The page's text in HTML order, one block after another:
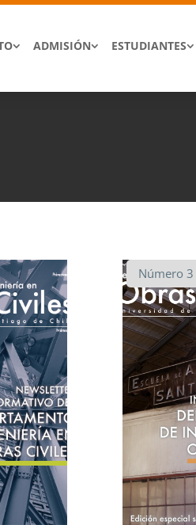
ADMISIÓN ESTUDIANTES
Número 3